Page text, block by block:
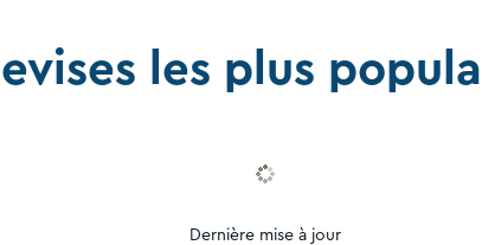
les plus
Dernière mise à jour